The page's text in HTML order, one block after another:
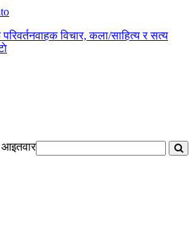
विचार, कला/साहित्य र सत्य